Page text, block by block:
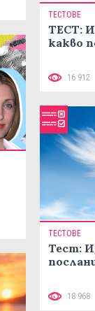
ТЕСТОВЕ
ТЕСТ:
какво
16 912
ТЕСТОВЕ
Тест:
18 968